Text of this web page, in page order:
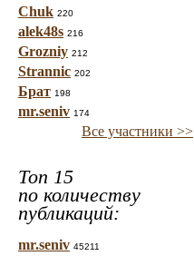
Chuk 220
alek48s 216
Grozniy 212
Strannic 202
Брат 198
mr.seniv 174
Все участники >>
Топ 15
по количеству
публикаций:
mr.seniv 45211